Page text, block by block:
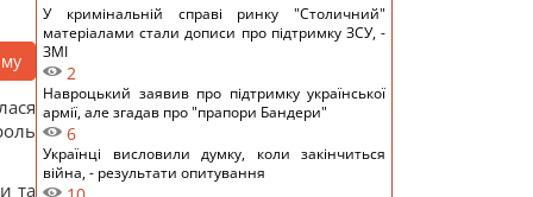
та
У кримінальній справі ринку "Столичний"
матеріалами стали дописи про підтримку ЗСУ, -
ЗМІ
2
Навроцький заявив про підтримку української
армії, але згадав про "прапори Бандери"
6
Українці висловили думку, коли закінчиться
війна, - результати опитування